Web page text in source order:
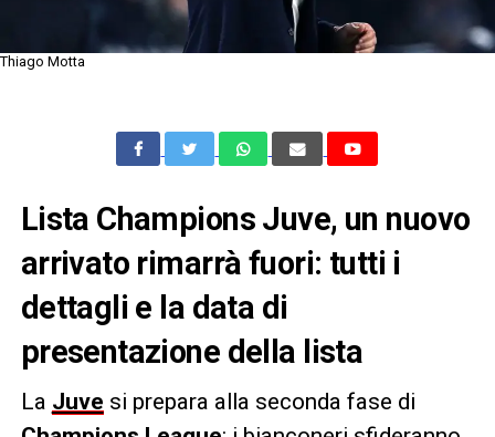
Thiago Motta
Lista Champions Juve, un nuovo
arrivato rimarrà fuori: tutti i
dettagli e la data di
presentazione della lista
La Juve si prepara alla seconda fase di